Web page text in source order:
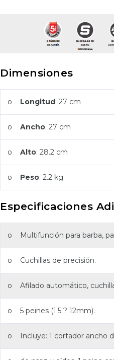
Dimensiones
o Longitud : 27 cm
o Ancho: 27 cm
o Alto: 28.2 cm
o Peso: 2.2 kg
Especificaciones
o Multifunción para barba,
o Cuchillas de precisión.
o Afilado automático,
o 5 peines (1.5 ? 12mm).
o Incluye: 1 cortador ancho